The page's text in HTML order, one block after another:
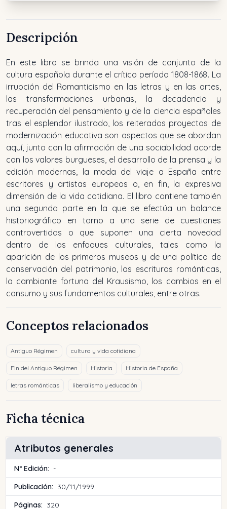
Descripción
En este libro se brinda una visión de conjunto de la
cultura española durante el crítico período 1808-1868. La
irrupción del Romanticismo en las letras y en las artes,
las transformaciones urbanas, la decadencia y
recuperación del pensamiento y de la ciencia españoles
tras el esplendor ilustrado, los reiterados proyectos de
modernización educativa son aspectos que se abordan
aquí, junto con la afirmación de una sociabilidad acorde
con los valores burgueses, el desarrollo de la prensa y la
edición modernas, la moda del viaje a España entre
escritores y artistas europeos o, en fin, la expresiva
dimensión de la vida cotidiana. El libro contiene también
una segunda parte en la que se efectúa un balance
historiográfico en torno a una serie de cuestiones
controvertidas o que suponen una cierta novedad
dentro de los enfoques culturales, tales como la
aparición de los primeros museos y de una política de
conservación del patrimonio, las escrituras románticas,
la cambiante fortuna del Krausismo, los cambios en el
consumo y sus fundamentos culturales, entre otras.
Conceptos relacionados
Antiguo Régimen cultura y vida cotidiana
Fin del Antiguo Régimen Historia Historia de España
letras románticas liberalismo y educación
Ficha técnica
Atributos generales
Nº Edición: -
Publicación: 30/11/1999
Páginas: 320